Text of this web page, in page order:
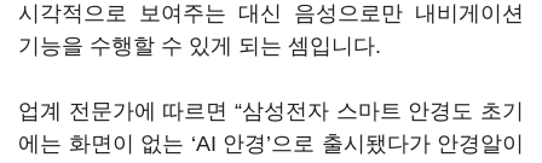
시각적으로 보여주는 대신 음성으로만 내비게이션
기능을 수행할 수 있게 되는 셈입니다.
업계 전문가에 따르면 “삼성전자 스마트 안경도 초기
에는 화면이 없는 ‘AI 안경’으로 출시됐다가 안경알이